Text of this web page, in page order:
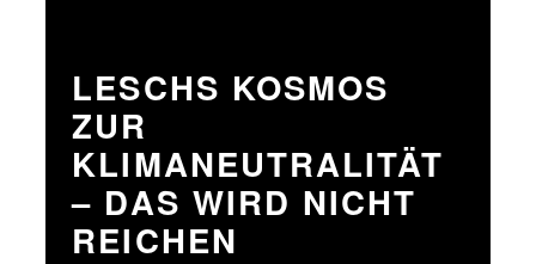
LESCHS KOSMOS
ZUR
KLIMANEUTRALITÄT
– DAS WIRD NICHT
REICHEN